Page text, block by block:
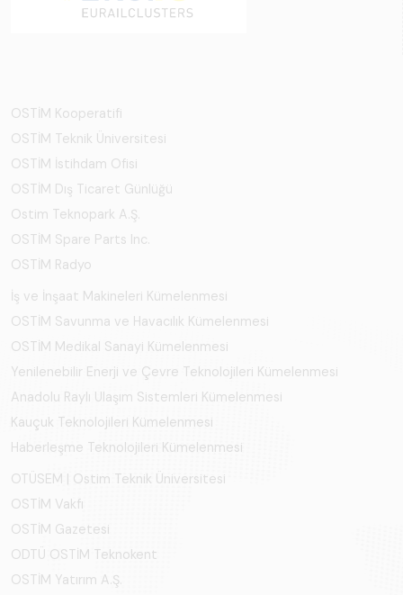
OSTİM Kooperatifi
OSTİM Teknik Üniversitesi
OSTİM İstihdam Ofisi
OSTİM Dış Ticaret Günlüğü
Ostim Teknopark A.Ş.
OSTİM Spare Parts Inc.
OSTİM Radyo
İş ve İnşaat Makineleri Kümelenmesi
OSTİM Savunma ve Havacılık Kümelenmesi
OSTİM Medikal Sanayi Kümelenmesi
Yenilenebilir Enerji ve Çevre Teknolojileri Kümelenmesi
Anadolu Raylı Ulaşım Sistemleri Kümelenmesi
Kauçuk Teknolojileri Kümelenmesi
Haberleşme Teknolojileri Kümelenmesi
OTÜSEM | Ostim Teknik Üniversitesi
OSTİM Vakfı
OSTİM Gazetesi
ODTÜ OSTİM Teknokent
OSTİM Yatırım A.Ş.